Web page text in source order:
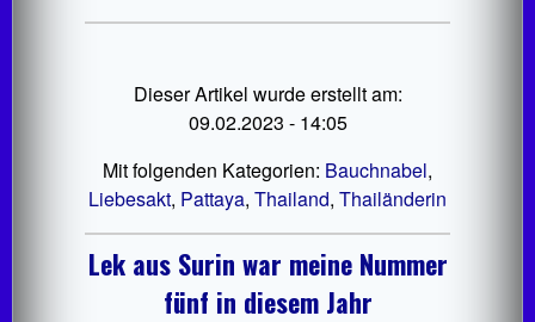
Dieser Artikel wurde erstellt am:
09.02.2023 - 14:05
Mit folgenden Kategorien: Bauchnabel,
Liebesakt, Pattaya, Thailand, Thailänderin
Lek aus Surin war meine Nummer
fünf in diesem Jahr